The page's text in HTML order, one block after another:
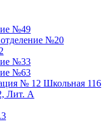
№49
отделение №20
№33
№63
№ 12 Школьная 116
Лит. А